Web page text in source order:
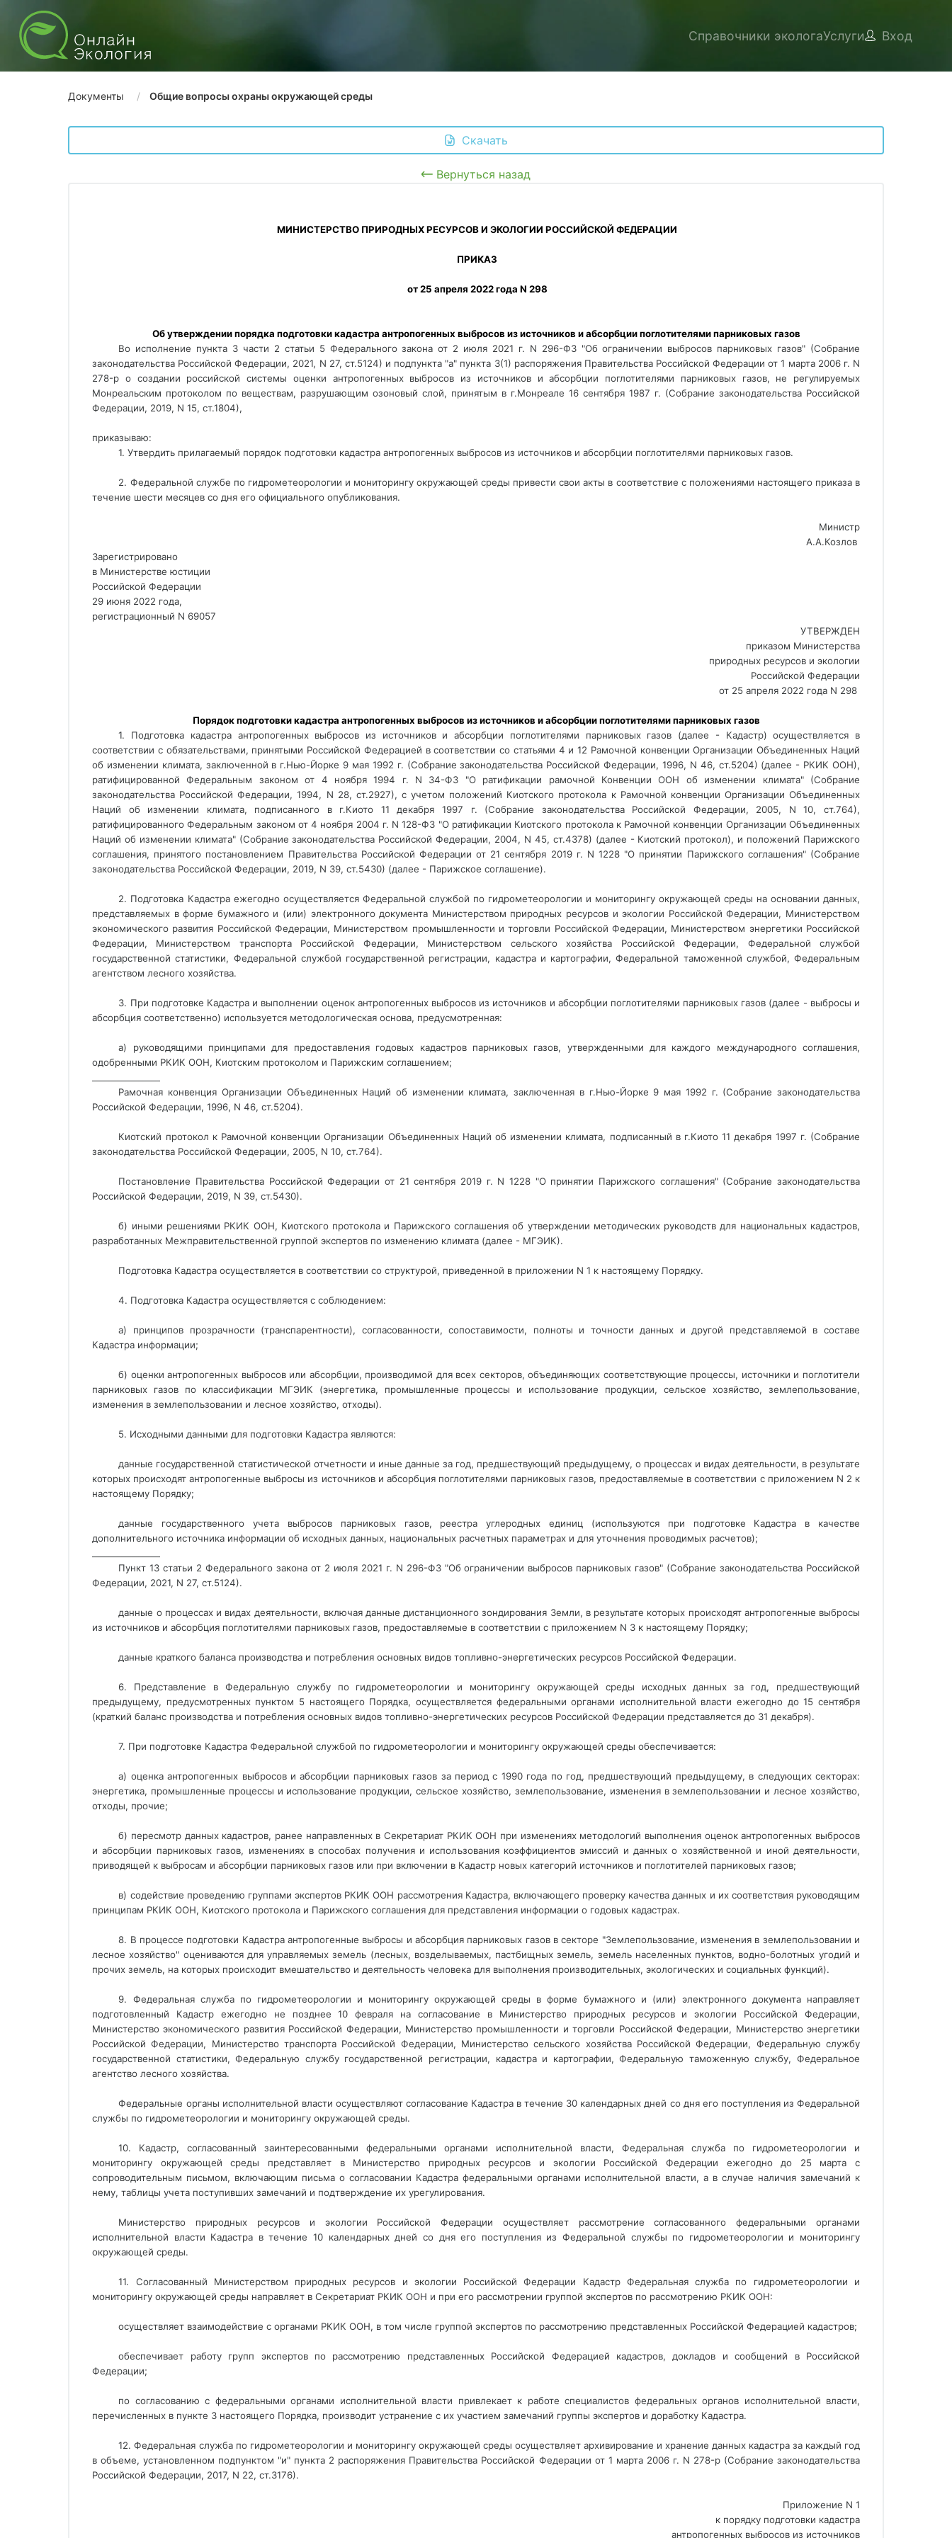
Справочники экологаУслуги Вход
Документы Общие вопросы охраны окружающей среды
Скачать
Вернуться назад
МИНИСТЕРСТВО ПРИРОДНЫХ РЕСУРСОВ И ЭКОЛОГИИ РОССИЙСКОЙ ФЕДЕРАЦИИ
ПРИКАЗ
от 25 апреля 2022 года N 298
Об утверждении порядка подготовки кадастра антропогенных выбросов из источников и абсорбции поглотителями парниковых газов
Во исполнение пункта 3 части 2 статьи 5 Федерального закона от 2 июля 2021 г. N 296-ФЗ "Об ограничении выбросов парниковых газов" (Собрание
законодательства Российской Федерации, 2021, N 27, ст.5124) и подпункта "а" пункта 3(1) распоряжения Правительства Российской Федерации от 1 марта 2006 г. N
278-р о создании российской системы оценки антропогенных выбросов из источников и абсорбции поглотителями парниковых газов, не регулируемых
Монреальским протоколом по веществам, разрушающим озоновый слой, принятым в г.Монреале 16 сентября 1987 г. (Собрание законодательства Российской
Федерации, 2019, N 15, ст.1804),
приказываю:
1. Утвердить прилагаемый порядок подготовки кадастра антропогенных выбросов из источников и абсорбции поглотителями парниковых газов.
2. Федеральной службе по гидрометеорологии и мониторингу окружающей среды привести свои акты в соответствие с положениями настоящего приказа в
течение шести месяцев со дня его официального опубликования.
Министр
А.А.Козлов
Зарегистрировано
в Министерстве юстиции
Российской Федерации
29 июня 2022 года,
регистрационный N 69057
УТВЕРЖДЕН
приказом Министерства
природных ресурсов и экологии
Российской Федерации
от 25 апреля 2022 года N 298
Порядок подготовки кадастра антропогенных выбросов из источников и абсорбции поглотителями парниковых газов
1. Подготовка кадастра антропогенных выбросов из источников и абсорбции поглотителями парниковых газов (далее - Кадастр) осуществляется в
соответствии с обязательствами, принятыми Российской Федерацией в соответствии со статьями 4 и 12 Рамочной конвенции Организации Объединенных Наций
об изменении климата, заключенной в г.Нью-Йорке 9 мая 1992 г. (Собрание законодательства Российской Федерации, 1996, N 46, ст.5204) (далее - РКИК ООН),
ратифицированной Федеральным законом от 4 ноября 1994 г. N 34-ФЗ "О ратификации рамочной Конвенции ООН об изменении климата" (Собрание
законодательства Российской Федерации, 1994, N 28, ст.2927), с учетом положений Киотского протокола к Рамочной конвенции Организации Объединенных
Наций об изменении климата, подписанного в г.Киото 11 декабря 1997 г. (Собрание законодательства Российской Федерации, 2005, N 10, ст.764),
ратифицированного Федеральным законом от 4 ноября 2004 г. N 128-ФЗ "О ратификации Киотского протокола к Рамочной конвенции Организации Объединенных
Наций об изменении климата" (Собрание законодательства Российской Федерации, 2004, N 45, ст.4378) (далее - Киотский протокол), и положений Парижского
соглашения, принятого постановлением Правительства Российской Федерации от 21 сентября 2019 г. N 1228 "О принятии Парижского соглашения" (Собрание
законодательства Российской Федерации, 2019, N 39, ст.5430) (далее - Парижское соглашение).
2. Подготовка Кадастра ежегодно осуществляется Федеральной службой по гидрометеорологии и мониторингу окружающей среды на основании данных,
представляемых в форме бумажного и (или) электронного документа Министерством природных ресурсов и экологии Российской Федерации, Министерством
экономического развития Российской Федерации, Министерством промышленности и торговли Российской Федерации, Министерством энергетики Российской
Федерации, Министерством транспорта Российской Федерации, Министерством сельского хозяйства Российской Федерации, Федеральной службой
государственной статистики, Федеральной службой государственной регистрации, кадастра и картографии, Федеральной таможенной службой, Федеральным
агентством лесного хозяйства.
3. При подготовке Кадастра и выполнении оценок антропогенных выбросов из источников и абсорбции поглотителями парниковых газов (далее - выбросы и
абсорбция соответственно) используется методологическая основа, предусмотренная:
а) руководящими принципами для предоставления годовых кадастров парниковых газов, утвержденными для каждого международного соглашения,
одобренными РКИК ООН, Киотским протоколом и Парижским соглашением;
Рамочная конвенция Организации Объединенных Наций об изменении климата, заключенная в г.Нью-Йорке 9 мая 1992 г. (Собрание законодательства
Российской Федерации, 1996, N 46, ст.5204).
Киотский протокол к Рамочной конвенции Организации Объединенных Наций об изменении климата, подписанный в г.Киото 11 декабря 1997 г. (Собрание
законодательства Российской Федерации, 2005, N 10, ст.764).
Постановление Правительства Российской Федерации от 21 сентября 2019 г. N 1228 "О принятии Парижского соглашения" (Собрание законодательства
Российской Федерации, 2019, N 39, ст.5430).
б) иными решениями РКИК ООН, Киотского протокола и Парижского соглашения об утверждении методических руководств для национальных кадастров,
разработанных Межправительственной группой экспертов по изменению климата (далее - МГЭИК).
Подготовка Кадастра осуществляется в соответствии со структурой, приведенной в приложении N 1 к настоящему Порядку.
4. Подготовка Кадастра осуществляется с соблюдением:
а) принципов прозрачности (транспарентности), согласованности, сопоставимости, полноты и точности данных и другой представляемой в составе
Кадастра информации;
б) оценки антропогенных выбросов или абсорбции, производимой для всех секторов, объединяющих соответствующие процессы, источники и поглотители
парниковых газов по классификации МГЭИК (энергетика, промышленные процессы и использование продукции, сельское хозяйство, землепользование,
изменения в землепользовании и лесное хозяйство, отходы).
5. Исходными данными для подготовки Кадастра являются:
данные государственной статистической отчетности и иные данные за год, предшествующий предыдущему, о процессах и видах деятельности, в результате
которых происходят антропогенные выбросы из источников и абсорбция поглотителями парниковых газов, предоставляемые в соответствии с приложением N 2 к
настоящему Порядку;
данные государственного учета выбросов парниковых газов, реестра углеродных единиц (используются при подготовке Кадастра в качестве
дополнительного источника информации об исходных данных, национальных расчетных параметрах и для уточнения проводимых расчетов);
Пункт 13 статьи 2 Федерального закона от 2 июля 2021 г. N 296-ФЗ "Об ограничении выбросов парниковых газов" (Собрание законодательства Российской
Федерации, 2021, N 27, ст.5124).
данные о процессах и видах деятельности, включая данные дистанционного зондирования Земли, в результате которых происходят антропогенные выбросы
из источников и абсорбция поглотителями парниковых газов, предоставляемые в соответствии с приложением N 3 к настоящему Порядку;
данные краткого баланса производства и потребления основных видов топливно-энергетических ресурсов Российской Федерации.
6. Представление в Федеральную службу по гидрометеорологии и мониторингу окружающей среды исходных данных за год, предшествующий
предыдущему, предусмотренных пунктом 5 настоящего Порядка, осуществляется федеральными органами исполнительной власти ежегодно до 15 сентября
(краткий баланс производства и потребления основных видов топливно-энергетических ресурсов Российской Федерации представляется до 31 декабря).
7. При подготовке Кадастра Федеральной службой по гидрометеорологии и мониторингу окружающей среды обеспечивается:
а) оценка антропогенных выбросов и абсорбции парниковых газов за период с 1990 года по год, предшествующий предыдущему, в следующих секторах:
энергетика, промышленные процессы и использование продукции, сельское хозяйство, землепользование, изменения в землепользовании и лесное хозяйство,
отходы, прочие;
б) пересмотр данных кадастров, ранее направленных в Секретариат РКИК ООН при изменениях методологий выполнения оценок антропогенных выбросов
и абсорбции парниковых газов, изменениях в способах получения и использования коэффициентов эмиссий и данных о хозяйственной и иной деятельности,
приводящей к выбросам и абсорбции парниковых газов или при включении в Кадастр новых категорий источников и поглотителей парниковых газов;
в) содействие проведению группами экспертов РКИК ООН рассмотрения Кадастра, включающего проверку качества данных и их соответствия руководящим
принципам РКИК ООН, Киотского протокола и Парижского соглашения для представления информации о годовых кадастрах.
8. В процессе подготовки Кадастра антропогенные выбросы и абсорбция парниковых газов в секторе "Землепользование, изменения в землепользовании и
лесное хозяйство" оцениваются для управляемых земель (лесных, возделываемых, пастбищных земель, земель населенных пунктов, водно-болотных угодий и
прочих земель, на которых происходит вмешательство и деятельность человека для выполнения производительных, экологических и социальных функций).
9. Федеральная служба по гидрометеорологии и мониторингу окружающей среды в форме бумажного и (или) электронного документа направляет
подготовленный Кадастр ежегодно не позднее 10 февраля на согласование в Министерство природных ресурсов и экологии Российской Федерации,
Министерство экономического развития Российской Федерации, Министерство промышленности и торговли Российской Федерации, Министерство энергетики
Российской Федерации, Министерство транспорта Российской Федерации, Министерство сельского хозяйства Российской Федерации, Федеральную службу
государственной статистики, Федеральную службу государственной регистрации, кадастра и картографии, Федеральную таможенную службу, Федеральное
агентство лесного хозяйства.
Федеральные органы исполнительной власти осуществляют согласование Кадастра в течение 30 календарных дней со дня его поступления из Федеральной
службы по гидрометеорологии и мониторингу окружающей среды.
10. Кадастр, согласованный заинтересованными федеральными органами исполнительной власти, Федеральная служба по гидрометеорологии и
мониторингу окружающей среды представляет в Министерство природных ресурсов и экологии Российской Федерации ежегодно до 25 марта с
сопроводительным письмом, включающим письма о согласовании Кадастра федеральными органами исполнительной власти, а в случае наличия замечаний к
нему, таблицы учета поступивших замечаний и подтверждение их урегулирования.
Министерство природных ресурсов и экологии Российской Федерации осуществляет рассмотрение согласованного федеральными органами
исполнительной власти Кадастра в течение 10 календарных дней со дня его поступления из Федеральной службы по гидрометеорологии и мониторингу
окружающей среды.
11. Согласованный Министерством природных ресурсов и экологии Российской Федерации Кадастр Федеральная служба по гидрометеорологии и
мониторингу окружающей среды направляет в Секретариат РКИК ООН и при его рассмотрении группой экспертов по рассмотрению РКИК ООН:
осуществляет взаимодействие с органами РКИК ООН, в том числе группой экспертов по рассмотрению представленных Российской Федерацией кадастров;
обеспечивает работу групп экспертов по рассмотрению представленных Российской Федерацией кадастров, докладов и сообщений в Российской
Федерации;
по согласованию с федеральными органами исполнительной власти привлекает к работе специалистов федеральных органов исполнительной власти,
перечисленных в пункте 3 настоящего Порядка, производит устранение с их участием замечаний группы экспертов и доработку Кадастра.
12. Федеральная служба по гидрометеорологии и мониторингу окружающей среды осуществляет архивирование и хранение данных кадастра за каждый год
в объеме, установленном подпунктом "и" пункта 2 распоряжения Правительства Российской Федерации от 1 марта 2006 г. N 278-р (Собрание законодательства
Российской Федерации, 2017, N 22, ст.3176).
Приложение N 1
к порядку подготовки кадастра
антропогенных выбросов из источников